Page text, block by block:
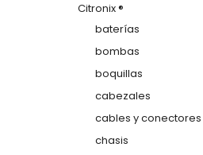
Citronix ®
baterías
bombas
boquillas
cabezales
cables y conectores
chasis